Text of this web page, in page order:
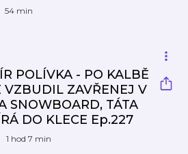
54 min
POLÍVKA - PO KALBĚ
VZBUDIL ZAVŘENEJ V
SNOWBOARD, TÁTA
DO KLECE Ep.227
1 hod 7 min